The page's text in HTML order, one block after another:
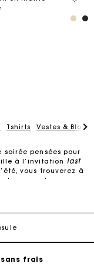
Tshirts Vestes &
pensées pour
à l’invitation last
vous trouverez à
pour chaque
,robes de soirée
un
façon d'offrir le
jours ouvrés
frais